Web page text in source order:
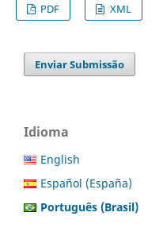
PDF
XML
Enviar Submissão
Idioma
English
Español (España)
Português (Brasil)